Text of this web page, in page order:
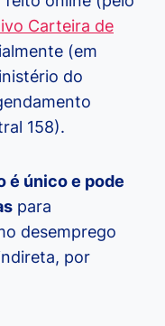
Carteira de
(em
do
158).
é único e pode
para
desemprego
por